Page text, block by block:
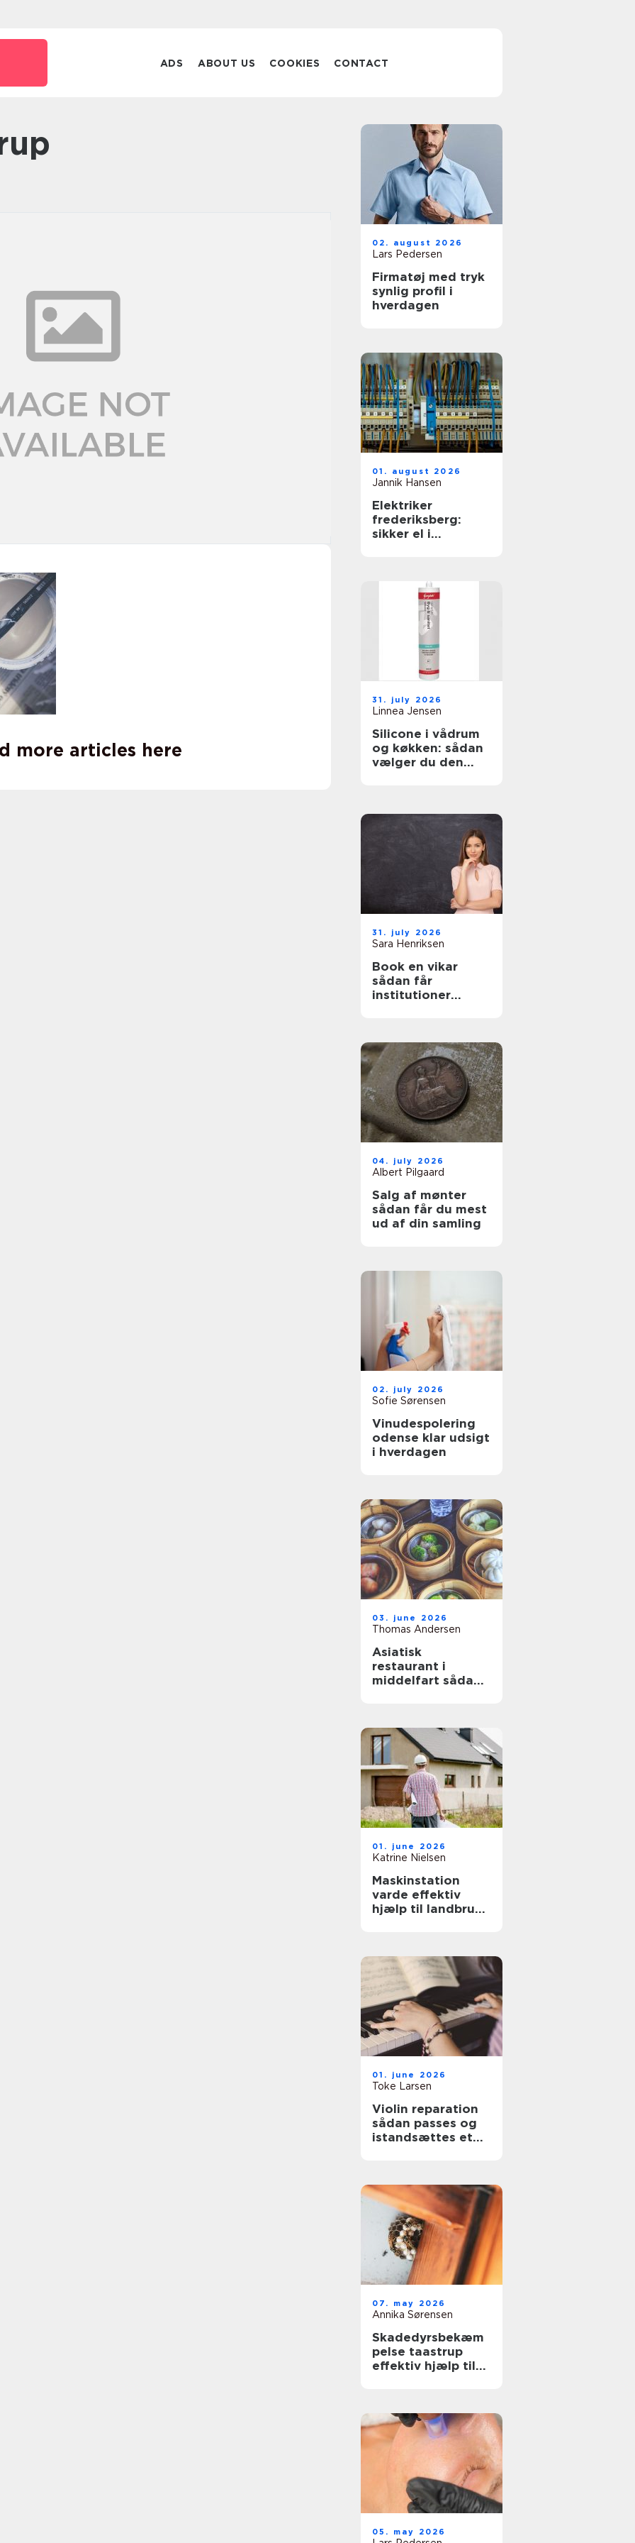
ADS ABOUT US COOKIES CONTACT
more articles here
02. august 2026
Lars Pedersen
Firmatøj med tryk
synlig profil i
hverdagen
01. august 2026
Jannik Hansen
Elektriker
frederiksberg:
sikker el i
31. july 2026
Linnea Jensen
Silicone i vådrum
og køkken: sådan
vælger du den
31. july 2026
Sara Henriksen
Book en vikar
sådan får
institutioner
04. july 2026
Albert Pilgaard
Salg af mønter
sådan får du mest
ud af din samling
02. july 2026
Sofie Sørensen
Vinudespolering
odense klar udsigt
i hverdagen
03. june 2026
Thomas Andersen
Asiatisk
restaurant i
middelfart sådan
01. june 2026
Katrine Nielsen
Maskinstation
varde effektiv
hjælp til landbrug
01. june 2026
Toke Larsen
Violin reparation
sådan passes og
istandsættes et
07. may 2026
Annika Sørensen
Skadedyrsbekæm
pelse taastrup
effektiv hjælp til
05. may 2026